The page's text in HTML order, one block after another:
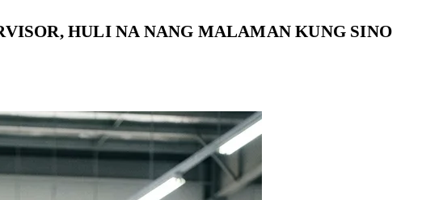
HULI NA NANG MALAMAN KUNG SINO